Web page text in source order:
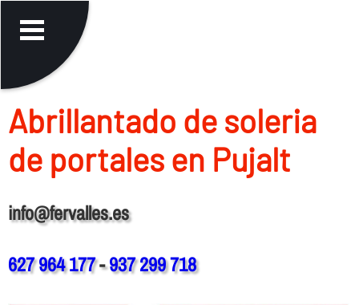
Abrillantado de soleria
de portales en Pujalt
info@fervalles.es
627 964 177-937 299 718